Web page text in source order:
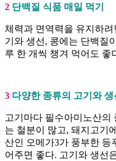
2 단백질 식품 매일 먹기
체력과 면역력을 유지하
기와 생선, 콩에는 단백질
루 한 개씩 챙겨 먹어도 좋
3 다양한 종류의 고기와 생
고기마다 필수아미노산의
는 철분이 많고, 돼지고기
산인 오메가3가 풍부한 등
어주면 좋다. 고기와 생선